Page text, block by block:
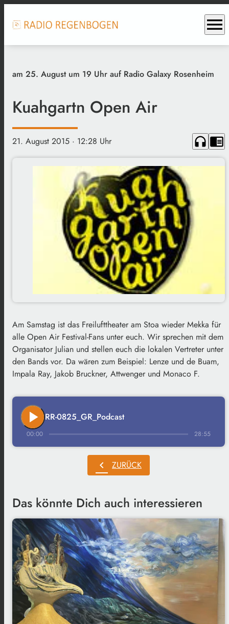
menu
am 25. August um 19 Uhr auf Radio Galaxy Rosenheim
Kuahgartn Open Air
21. August 2015 · 12:28 Uhr headphones chrome_reader_mode
Am Samstag ist das Freilufttheater am Stoa wieder Mekka für
alle Open Air Festival-Fans unter euch. Wir sprechen mit dem
Organisator Julian und stellen euch die lokalen Vertreter unter
den Bands vor. Da wären zum Beispiel: Lenze und de Buam,
Impala Ray, Jakob Bruckner, Attwenger und Monaco F.
play_arrow RR-0825_GR_Podcast
00:00 28:55
chevron_left ZURÜCK
Das könnte Dich auch interessieren